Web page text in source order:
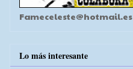
Fameceleste@hotmail.es
Lo más interesante